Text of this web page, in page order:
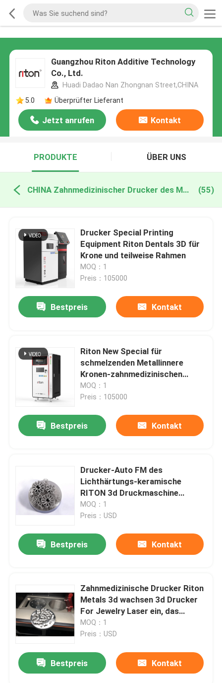
Guangzhou Riton Additive Technology
Co., Ltd.
Huadi Dadao Nan Zhongnan Street,CHINA
5.0
Überprüfter Lieferant
Jetzt anrufen Kontakt
PRODUKTE ÜBER UNS
CHINA Zahnmedizinischer Drucker des Metall3d (55)
Drucker Special Printing
Equipment Riton Dentals 3D für
Krone und teilweise Rahmen
MOQ：1
Preis：105000
Bestpreis Kontakt
Riton New Special für
schmelzenden Metallinnere
Kronen-zahnmedizinischen
Titandrucker 3D Cocr
MOQ：1
Preis：105000
Bestpreis Kontakt
Drucker-Auto FM des
Lichthärtungs-keramische
RITON 3d Druckmaschine
zahnmedizinischen Metall3d
Stumm-
MOQ：1
Preis：USD
Bestpreis Kontakt
Zahnmedizinische Drucker Riton
Metals 3d wachsen 3d Drucker
For Jewelry Laser ein, das
Dual150 sintert
MOQ：1
Preis：USD
Bestpreis Kontakt